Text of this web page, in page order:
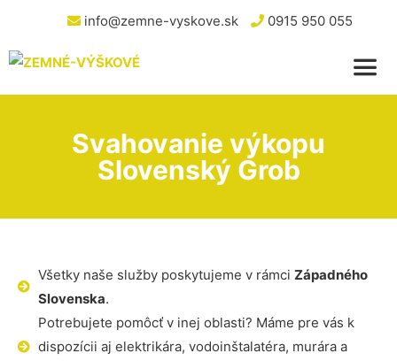
info@zemne-vyskove.sk 0915 950 055
Svahovanie výkopu
Slovenský Grob
Všetky naše služby poskytujeme v rámci Západného
Slovenska.
Potrebujete pomôcť v inej oblasti? Máme pre vás k
dispozícii aj elektrikára, vodoinštalatéra, murára a